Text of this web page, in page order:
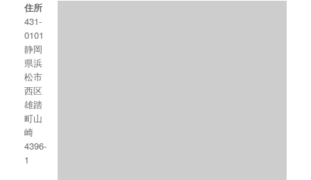
住所
431-
0101
静岡
県浜
松市
西区
雄踏
町山
崎
4396-
1